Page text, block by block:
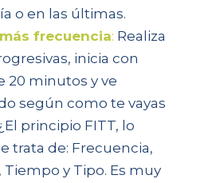
o en las últimas.
frecuencia: Realiza
inicia con
20 minutos y ve
según como te vayas
principio FITT, lo
trata de: Frecuencia,
y Tipo. Es muy